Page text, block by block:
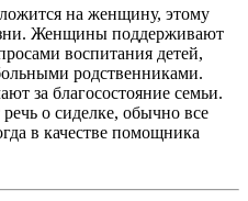
на женщину, этому
Женщины поддерживают
воспитания детей,
родственниками.
за благосостояние семьи.
о сиделке, обычно все
в качестве помощника